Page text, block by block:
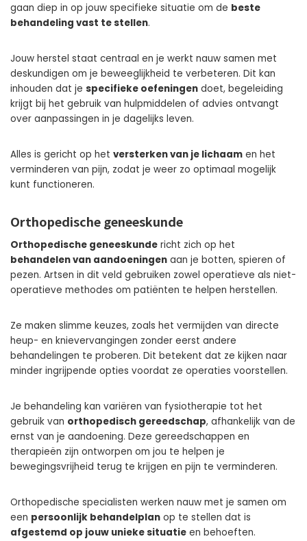
gaan diep in op jouw specifieke situatie om de beste
behandeling vast te stellen.
Jouw herstel staat centraal en je werkt nauw samen met
deskundigen om je beweeglijkheid te verbeteren. Dit kan
inhouden dat je specifieke oefeningen doet, begeleiding
krijgt bij het gebruik van hulpmiddelen of advies ontvangt
over aanpassingen in je dagelijks leven.
Alles is gericht op het versterken van je lichaam en het
verminderen van pijn, zodat je weer zo optimaal mogelijk
kunt functioneren.
Orthopedische geneeskunde
Orthopedische geneeskunde richt zich op het
behandelen van aandoeningen aan je botten, spieren of
pezen. Artsen in dit veld gebruiken zowel operatieve als niet-
operatieve methodes om patiënten te helpen herstellen.
Ze maken slimme keuzes, zoals het vermijden van directe
heup- en knievervangingen zonder eerst andere
behandelingen te proberen. Dit betekent dat ze kijken naar
minder ingrijpende opties voordat ze operaties voorstellen.
Je behandeling kan variëren van fysiotherapie tot het
gebruik van orthopedisch gereedschap, afhankelijk van de
ernst van je aandoening. Deze gereedschappen en
therapieën zijn ontworpen om jou te helpen je
bewegingsvrijheid terug te krijgen en pijn te verminderen.
Orthopedische specialisten werken nauw met je samen om
een persoonlijk behandelplan op te stellen dat is
afgestemd op jouw unieke situatie en behoeften.